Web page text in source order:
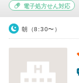
電子処方せん対応
朝（8:30〜）